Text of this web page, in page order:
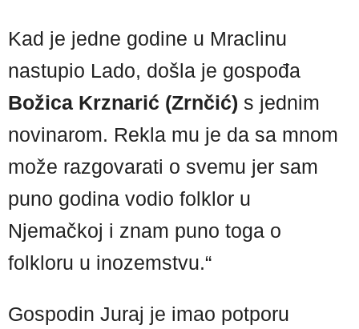
Kad je jedne godine u Mraclinu
nastupio Lado, došla je gospođa
Božica Krznarić (Zrnčić) s jednim
novinarom. Rekla mu je da sa mnom
može razgovarati o svemu jer sam
puno godina vodio folklor u
Njemačkoj i znam puno toga o
folkloru u inozemstvu.“
Gospodin Juraj je imao potporu